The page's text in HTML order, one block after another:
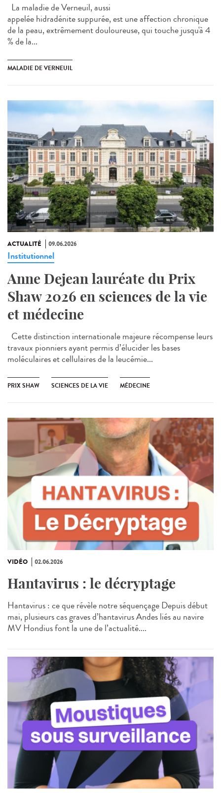
La maladie de Verneuil, aussi
appelée hidradénite suppurée, est une affection chronique
de la peau, extrêmement douloureuse, qui touche jusqu'à 4
% de la...
MALADIE DE VERNEUIL
ACTUALITÉ 09.06.2026
Institutionnel
Anne Dejean lauréate du Prix
Shaw 2026 en sciences de la vie
et médecine
Cette distinction internationale majeure récompense leurs
travaux pionniers ayant permis d’élucider les bases
moléculaires et cellulaires de la leucémie...
PRIX SHAW SCIENCES DE LA VIE MÉDECINE
VIDÉO 02.06.2026
Hantavirus : le décryptage
Hantavirus : ce que révèle notre séquençage Depuis début
mai, plusieurs cas graves d’hantavirus Andes liés au navire
MV Hondius font la une de l’actualité....